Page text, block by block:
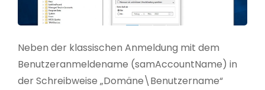
Neben der klassischen Anmeldung mit dem
Benutzeranmeldename (samAccountName) in
der Schreibweise „Domäne\Benutzername“